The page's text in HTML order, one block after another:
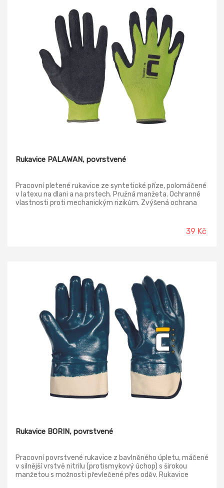
Rukavice PALAWAN, povrstvené
Pracovní pletené rukavice ze syntetické příze, polomáčené
v latexu na dlani a na prstech. Pružná manžeta. Ochranné
vlastnosti proti mechanickým rizikům. Zvýšená ochrana
39 Kč
Rukavice BORIN, povrstvené
Pracovní povrstvené rukavice z bavlněného úpletu, máčené
v silnější vrstvě nitrilu (protismykový úchop) s širokou
manžetou s možnosti převlečené přes oděv. Rukavice